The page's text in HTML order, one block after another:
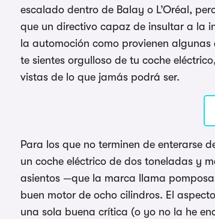
escalado dentro de Balay o L’Oréal,
que un directivo capaz de insultar a la
la automoción como provienen
te sientes orgulloso de tu coche
vistas de lo que jamás podrá ser.
Para los que no terminen de enterarse
un coche eléctrico de dos toneladas y
asientos —que la marca llama
buen motor de ocho cilindros. El
una sola buena crítica (o yo no la he